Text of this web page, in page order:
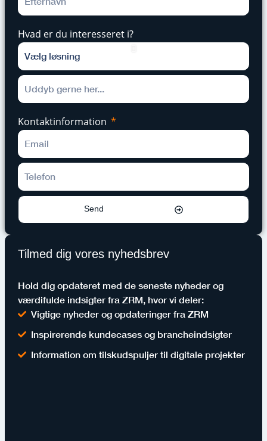
Hvad er du interesseret i?
Kontaktinformation
Send
Tilmed dig vores nyhedsbrev
Hold dig opdateret med de seneste nyheder og
værdifulde indsigter fra ZRM, hvor vi deler:
Vigtige nyheder og opdateringer fra ZRM
Inspirerende kundecases og brancheindsigter
Information om tilskudspuljer til digitale projekter